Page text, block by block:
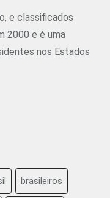
e classificados
2000 e é uma
nos Estados
brasileiros